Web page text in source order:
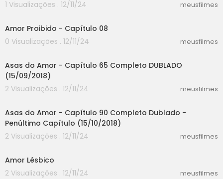
1 Visualizações . 12/11/24
meusfilmes
Amor Proibido - Capítulo 08
0 Visualizações . 12/11/24
meusfilmes
Asas do Amor - Capítulo 65 Completo DUBLADO
(15/09/2018)
2 Visualizações . 12/11/24
meusfilmes
Asas do Amor - Capítulo 90 Completo Dublado -
Penúltimo Capítulo (15/10/2018)
2 Visualizações . 12/11/24
meusfilmes
Amor Lésbico
2 Visualizações . 12/11/24
meusfilmes